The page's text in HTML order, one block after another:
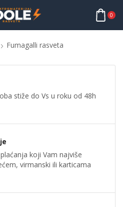
0
Fumagalli rasveta
stiže do Vs u roku od 48h
koji Vam najviše
virmanski ili karticama